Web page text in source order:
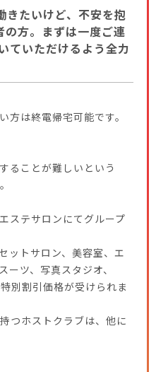
きたいけど、不安を抱
の方。まずは一度ご連
ていただけるよう全力
方は終電帰宅可能です。
ることが難しいという
ステサロンにてグループ
ットサロン、美容室、エ
ーツ、写真スタジオ、
別割引価格が受けられま
つホストクラブは、他に